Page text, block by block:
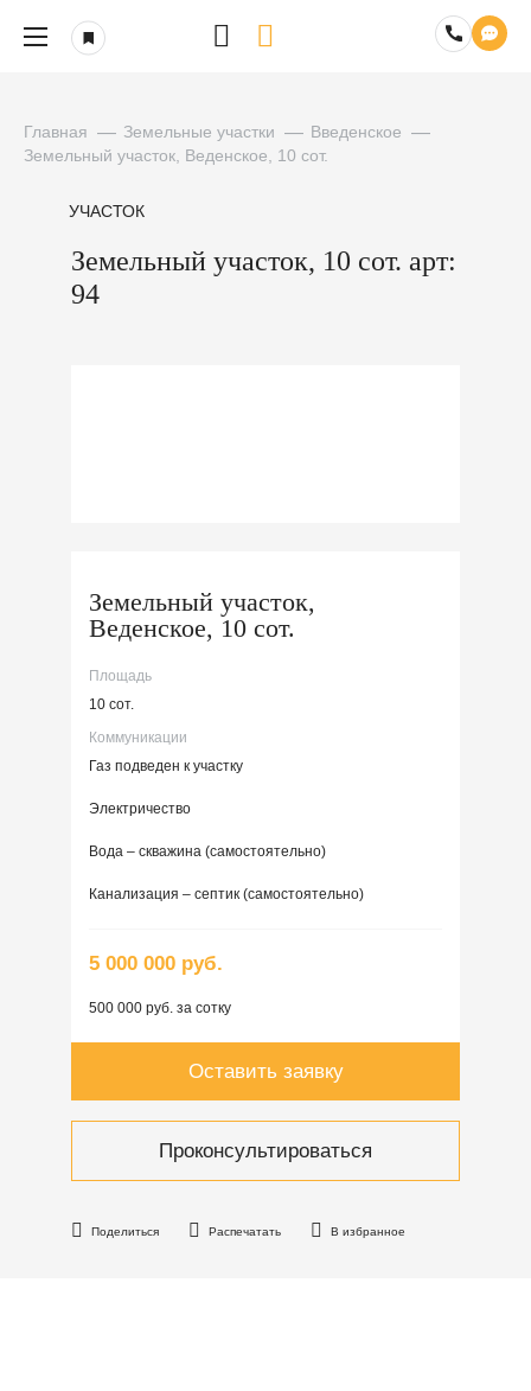
Главная Земельные участки
Введенское
Земельный участок, Веденское, 10 сот.
УЧАСТОК
Земельный участок, 10 сот. арт:
94
Поделиться Распечатать В избранное
Земельный участок,
Веденское, 10 сот.
Площадь
10 сот.
Коммуникации
Газ подведен к участку
Электричество
Вода – скважина (самостоятельно)
Канализация – септик (самостоятельно)
5 000 000 руб.
500 000 руб. за сотку
Оставить заявку
Проконсультироваться